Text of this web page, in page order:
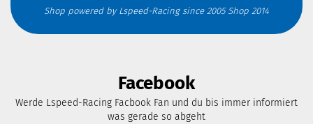
Shop powered by Lspeed-Racing since 2005 Shop 2014
Facebook
Werde Lspeed-Racing Facbook Fan und du bis immer informiert
was gerade so abgeht